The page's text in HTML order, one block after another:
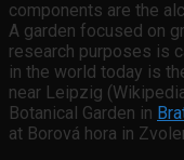
components are the
A garden focused on
research purposes is
in the world today is
near Leipzig
Botanical Garden in
at Borová hora in